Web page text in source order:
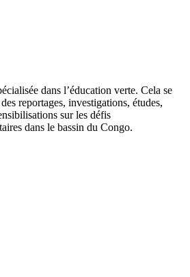
dans l’éducation verte. Cela se
reportages, investigations, études,
sur les défis
dans le bassin du Congo.